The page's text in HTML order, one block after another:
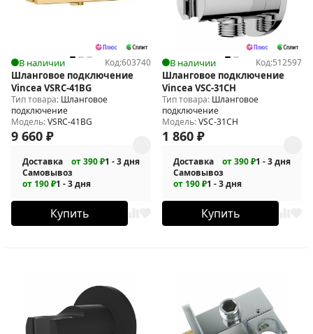
В наличии Код:603740
Шланговое подключение
Vincea VSRC-41BG
Тип товара: Шланговое
подключение
Модель:VSRC-41BG
9 660 ₽
Доставка от 390 ₽1 - 3 дня
Самовывоз
от 190 ₽1 - 3 дня
Купить
В наличии Код:512597
Шланговое подключение
Vincea VSC-31CH
Тип товара: Шланговое
подключение
Модель:VSC-31CH
1 860 ₽
Доставка от 390 ₽1 - 3 дня
Самовывоз
от 190 ₽1 - 3 дня
Купить